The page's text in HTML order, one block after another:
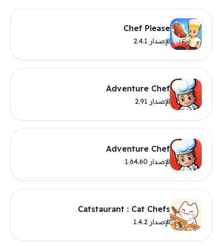
Chef Please
الإصدار 2.4.1
Adventure Chef
الإصدار 2.91
Adventure Chef
الإصدار 1.64.60
Catstaurant : Cat Chefs
الإصدار 1.4.2